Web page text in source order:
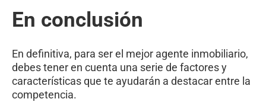
En conclusión
En definitiva, para ser el mejor agente inmobiliario,
debes tener en cuenta una serie de factores y
características que te ayudarán a destacar entre la
competencia.